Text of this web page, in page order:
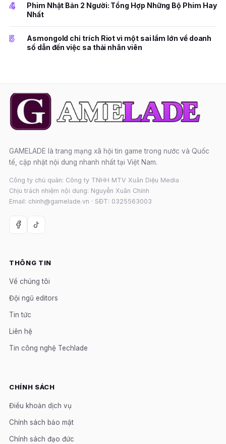
4
Phim Nhật Bản 2 Người: Tổng Hợp Những Bộ Phim Hay
Nhất
5
Asmongold chỉ trích Riot vì một sai lầm lớn về doanh
số dẫn đến việc sa thải nhân viên
GAMELADE là trang mạng xã hội tin game trong nước và Quốc
tế, cập nhật nội dung nhanh nhất tại Việt Nam.
Công ty chủ quản: Công ty TNHH MTV Xuân Diệu Media
Chịu trách nhiệm nội dung: Nguyễn Xuân Chính
Email: chinh@gamelade.vn · SĐT: 0325563003
THÔNG TIN
Về chúng tôi
Đội ngũ editors
Tin tức
Liên hệ
Tin công nghệ Techlade
CHÍNH SÁCH
Điều khoản dịch vụ
Chính sách bảo mật
Chính sách đạo đức